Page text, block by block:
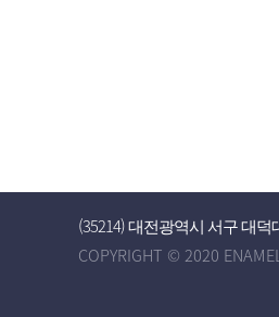
(35214) 대전광역시 서구 대덕
COPYRIGHT © 2020